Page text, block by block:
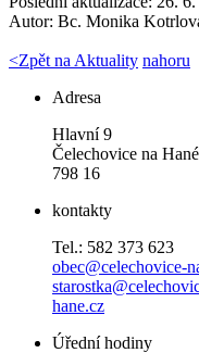
Autor: Bc. Monika
<Zpět na Aktuality nahoru
Adresa
Hlavní 9
Čelechovice na Hané
798 16
kontakty
Tel.: 582 373 623
obec@celechovice-
hane.cz
Úřední hodiny